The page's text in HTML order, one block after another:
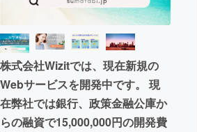
ビジネス・起業
まちづくり・地域活性化
CAMPFIRE for Social Good
CAMPFIREふるさと納税machi-ya
株式会社Wizitでは、現在新規の
Webサービスを開発中です。 現
在弊社では銀行、政策金融公庫か
らの融資で15,000,000円の開発費